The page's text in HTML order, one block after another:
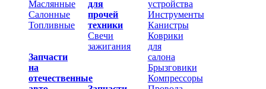
Маслянные
Салонные
Топливные
Запчасти
на
отечественные
для
прочей
техники
Свечи
зажигания
устройства
Инструменты
Канистры
Коврики
для
салона
Брызговики
Компрессоры